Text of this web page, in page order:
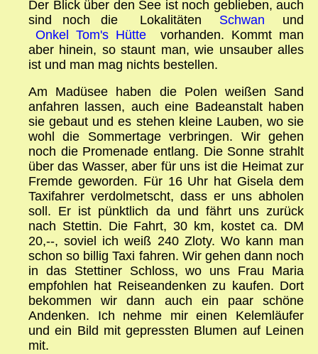
Der Blick über den See ist noch geblieben, auch
sind noch die Lokalitäten
Schwan
und
Onkel Tom's Hütte
vorhanden. Kommt man
aber hinein, so staunt man, wie unsauber alles
ist und man mag nichts bestellen.
Am Madüsee haben die Polen weißen Sand
anfahren lassen, auch eine Badeanstalt haben
sie gebaut und es stehen kleine Lauben, wo sie
wohl die Sommertage verbringen. Wir gehen
noch die Promenade entlang. Die Sonne strahlt
über das Wasser, aber für uns ist die Heimat zur
Fremde geworden. Für 16 Uhr hat Gisela dem
Taxifahrer verdolmetscht, dass er uns abholen
soll. Er ist pünktlich da und fährt uns zurück
nach Stettin. Die Fahrt, 30 km, kostet ca. DM
20,--, soviel ich weiß 240 Zloty. Wo kann man
schon so billig Taxi fahren. Wir gehen dann noch
in das Stettiner Schloss, wo uns Frau Maria
empfohlen hat Reiseandenken zu kaufen. Dort
bekommen wir dann auch ein paar schöne
Andenken. Ich nehme mir einen Kelemläufer
und ein Bild mit gepressten Blumen auf Leinen
mit.